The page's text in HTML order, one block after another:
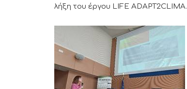
λήξη του έργου LIFE ADAPT2CLIMA.